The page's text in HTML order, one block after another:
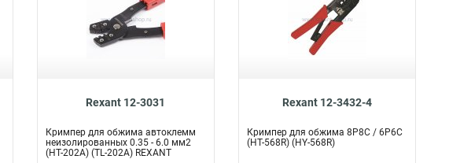
Rexant 12-3031
Кримпер для обжима автоклемм
неизолированных 0.35 - 6.0 мм2
(HT-202A) (TL-202A) REXANT
Rexant 12-3432-4
Кримпер для обжима 8P8C / 6P6C
(HT-568R) (HY-568R)